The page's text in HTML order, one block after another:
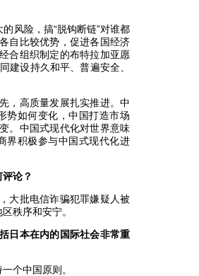
风险，搞“脱钩断链”对谁都
自比较优势，促进各国经济
合组织制定的布特拉加亚愿
建设持久和平、普遍安全、
，高质量发展扎实推进。中
势如何变化，中国打造市场
。中国式现代化对世界意味
界积极参与中国式现代化进
论？
大批电信诈骗犯罪嫌疑人被
秩序和安宁。
日本在内的国际社会非常重
个中国原则。